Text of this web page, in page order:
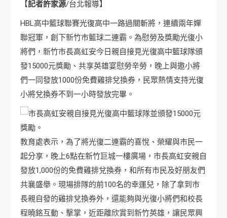
【記者許家源/台北報導】
HBL高中籃球聯賽光復高中一路過關斬將，連續兩年嬋
聯冠軍，創下新竹市籃球二連霸。為慰勞及獎勵光復小
將們，新竹市長高虹安今日親自接見光復高中籃球隊頒
發15000元獎勵、共享英雄宴慰勞辛勞，晚上與邀小將
們一同發放1000份免費雞排兌換券，民眾熱情支持光復
小將兌換券不到一小時發放完畢。
教育處表示，為了將光復二連霸的喜悅、榮耀與市民一
起分享，晚上6點在新竹巨城一樓廣場，市長高虹安親自
發放1,000份的免費雞排兌換券，和所有市民及好朋友們
共襄盛舉。現場排隊的前100名的幸運兒，除了拿到市
長親自發的雞排兌換券外，還能夠與光復小將們和校長
程曉銘互動、擊掌，近距離欣賞到新竹英雄，讓民眾興